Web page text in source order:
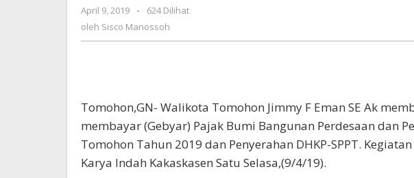
April 9, 2019
oleh
Sisco
-
624 Dilihat
oleh Sisco Manossoh
Tomohon,GN- Walikota Tomohon Jimmy F Eman SE Ak
membayar (Gebyar) Pajak Bumi Bangunan Perdesaan dan
Tomohon Tahun 2019 dan Penyerahan DHKP-SPPT.
Karya Indah Kakaskasen Satu Selasa,(9/4/19).